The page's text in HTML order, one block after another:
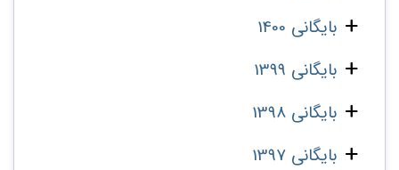
بایگانی 1400
بایگانی 1399
بایگانی 1398
بایگانی 1397